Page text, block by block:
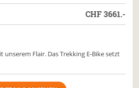
CHF3661.-
unserem Flair. Das Trekking E-Bike setzt